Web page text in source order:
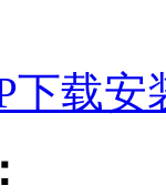
下载安